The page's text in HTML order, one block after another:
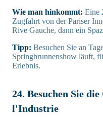
Wie man hinkommt: Eine
Zugfahrt von der Pariser
Rive Gauche, dann ein
Tipp: Besuchen Sie an
Springbrunnenshow läuft,
Erlebnis.
24. Besuchen Sie
l'Industrie